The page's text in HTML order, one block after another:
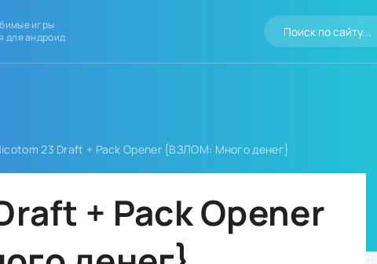
игры
для андроид
23 Draft + Pack Opener {ВЗЛОМ: Много денег}
+ Pack Opener